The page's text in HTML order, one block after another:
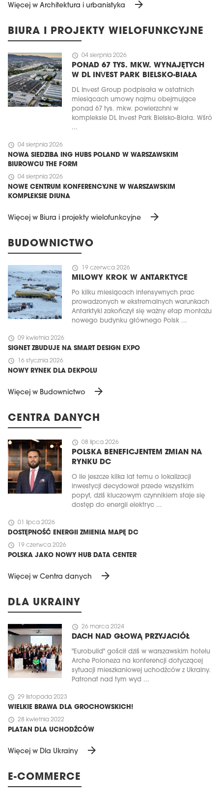
Więcej w Architektura i urbanistyka arrow_forward
BIURA I PROJEKTY WIELOFUNKCYJNE
schedule 04 sierpnia 2026
PONAD 67 TYS. MKW. WYNAJĘTYCH
W DL INVEST PARK BIELSKO-BIAŁA
DL Invest Group podpisała w ostatnich
miesiącach umowy najmu obejmujące
ponad 67 tys. mkw. powierzchni w
kompleksie DL Invest Park Bielsko-Biała. Wśró
...
schedule 04 sierpnia 2026
NOWA SIEDZIBA ING HUBS POLAND W WARSZAWSKIM
BIUROWCU THE FORM
schedule 04 sierpnia 2026
NOWE CENTRUM KONFERENCYJNE W WARSZAWSKIM
KOMPLEKSIE DIUNA
Więcej w Biura i projekty wielofunkcyjne arrow_forward
BUDOWNICTWO
schedule 19 czerwca 2026
MILOWY KROK W ANTARKTYCE
Po kilku miesiącach intensywnych prac
prowadzonych w ekstremalnych warunkach
Antarktyki zakończył się ważny etap montażu
nowego budynku głównego Polsk ...
schedule 09 kwietnia 2026
SIGNET ZBUDUJE NA SMART DESIGN EXPO
schedule 16 stycznia 2026
NOWY RYNEK DLA DEKPOLU
Więcej w Budownictwo arrow_forward
CENTRA DANYCH
schedule 08 lipca 2026
POLSKA BENEFICJENTEM ZMIAN NA
RYNKU DC
O ile jeszcze kilka lat temu o lokalizacji
inwestycji decydował przede wszystkim
popyt, dziś kluczowym czynnikiem staje się
dostęp do energii elektryc ...
schedule 01 lipca 2026
DOSTĘPNOŚĆ ENERGII ZMIENIA MAPĘ DC
schedule 19 czerwca 2026
POLSKA JAKO NOWY HUB DATA CENTER
Więcej w Centra danych arrow_forward
DLA UKRAINY
schedule 26 marca 2024
DACH NAD GŁOWĄ PRZYJACIÓŁ
"Eurobuild" gościł dziś w warszawskim hotelu
Arche Poloneza na konferencji dotyczącej
sytuacji mieszkaniowej uchodźców z Ukrainy.
Patronat nad tym wyd ...
schedule 29 listopada 2023
WIELKIE BRAWA DLA GROCHOWSKICH!
schedule 28 kwietnia 2022
PLATAN DLA UCHODŹCÓW
Więcej w Dla Ukrainy arrow_forward
E-COMMERCE